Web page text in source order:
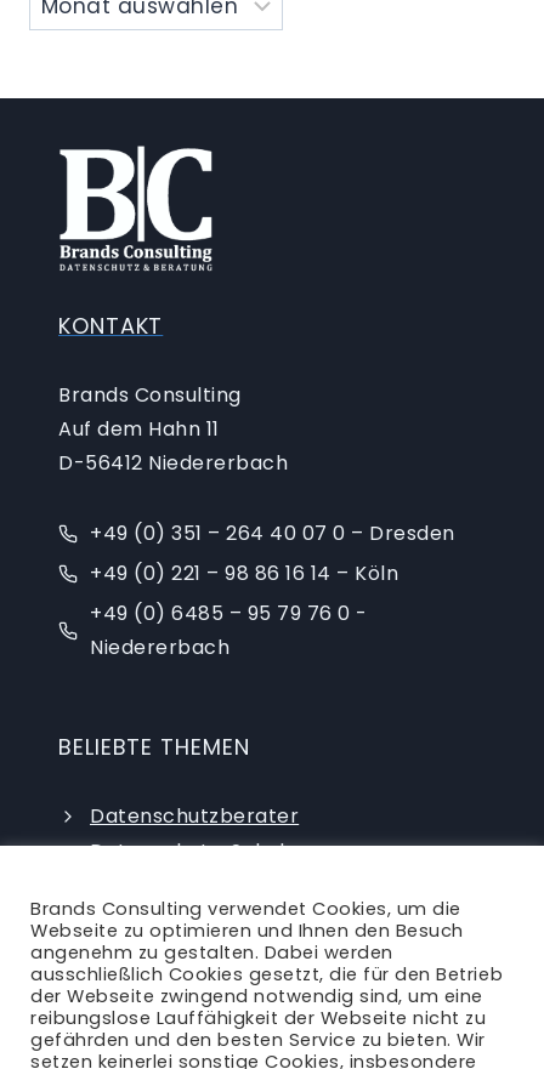
KONTAKT
Brands Consulting
Auf dem Hahn 11
D-56412 Niedererbach
+49 (0) 351 – 264 40 07 0 – Dresden
+49 (0) 221 – 98 86 16 14 – Köln
+49 (0) 6485 – 95 79 76 0 -
Niedererbach
BELIEBTE THEMEN
Datenschutzberater
Datenschutz-Schulungen
externer Datenschutzbeauftragter
Brands Consulting verwendet Cookies, um die
Webseite zu optimieren und Ihnen den Besuch
angenehm zu gestalten. Dabei werden
ausschließlich Cookies gesetzt, die für den Betrieb
der Webseite zwingend notwendig sind, um eine
reibungslose Lauffähigkeit der Webseite nicht zu
gefährden und den besten Service zu bieten. Wir
setzen keinerlei sonstige Cookies, insbesondere